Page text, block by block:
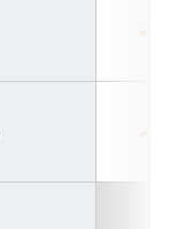
✔
✔